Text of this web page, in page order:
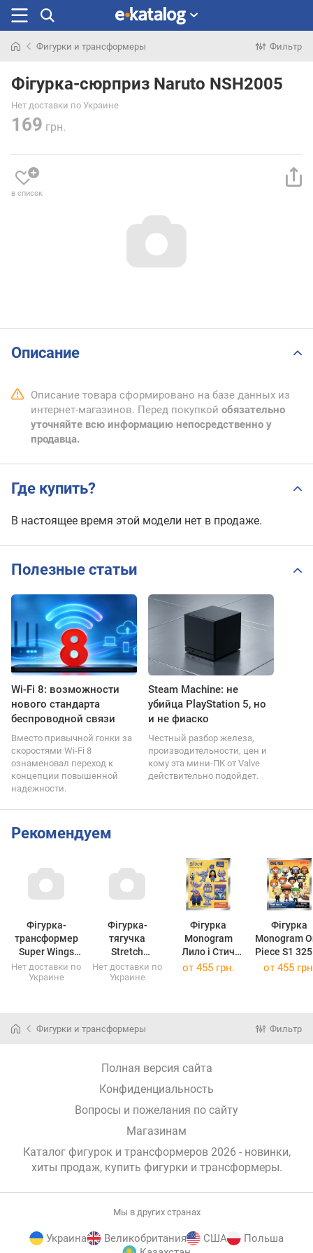
раньше
Фигурки и трансформеры Фильтр
Фігурка-сюрприз Naruto NSH2005
Нет доставки по Украине
169 грн.
в список
Описание
Описание товара сформировано на базе данных из
интернет-магазинов. Перед покупкой обязательно
уточняйте всю информацию непосредственно у
продавца.
Где купить?
В настоящее время этой модели нет в продаже.
Полезные статьи
Wi-Fi 8: возможности
нового стандарта
беспроводной связи
Вместо привычной гонки за
скоростями Wi-Fi 8
ознаменовал переход к
концепции повышенной
надежности.
Steam Machine: не
убийца PlayStation 5, но
и не фиаско
Честный разбор железа,
производительности, цен и
кому эта мини-ПК от Valve
действительно подойдет.
Рекомендуем
Фігурка-
трансформер
Super Wings
Transforming
Джетт
Фігурка-
тягучка
Stretch
Chewbacca,
123133
Фігурка
Monogram
Лило і Стич
Фігурка
Monogram
Piece
(32530)
Нет доставки по
Украине
Нет доставки по
Украине
от 455 грн. от 455
Фигурки и трансформеры Фильтр
Полная версия сайта
Конфиденциальность
Вопросы и пожелания по сайту
Магазинам
Каталог фигурок и трансформеров 2026 - новинки,
хиты продаж, купить фигурки и трансформеры.
Мы в других странах
Украина Великобритания США
Польша